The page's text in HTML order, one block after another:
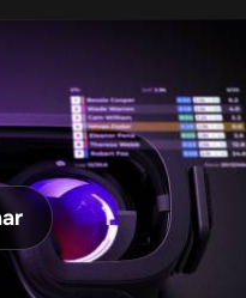
VR
INTEGRATIE